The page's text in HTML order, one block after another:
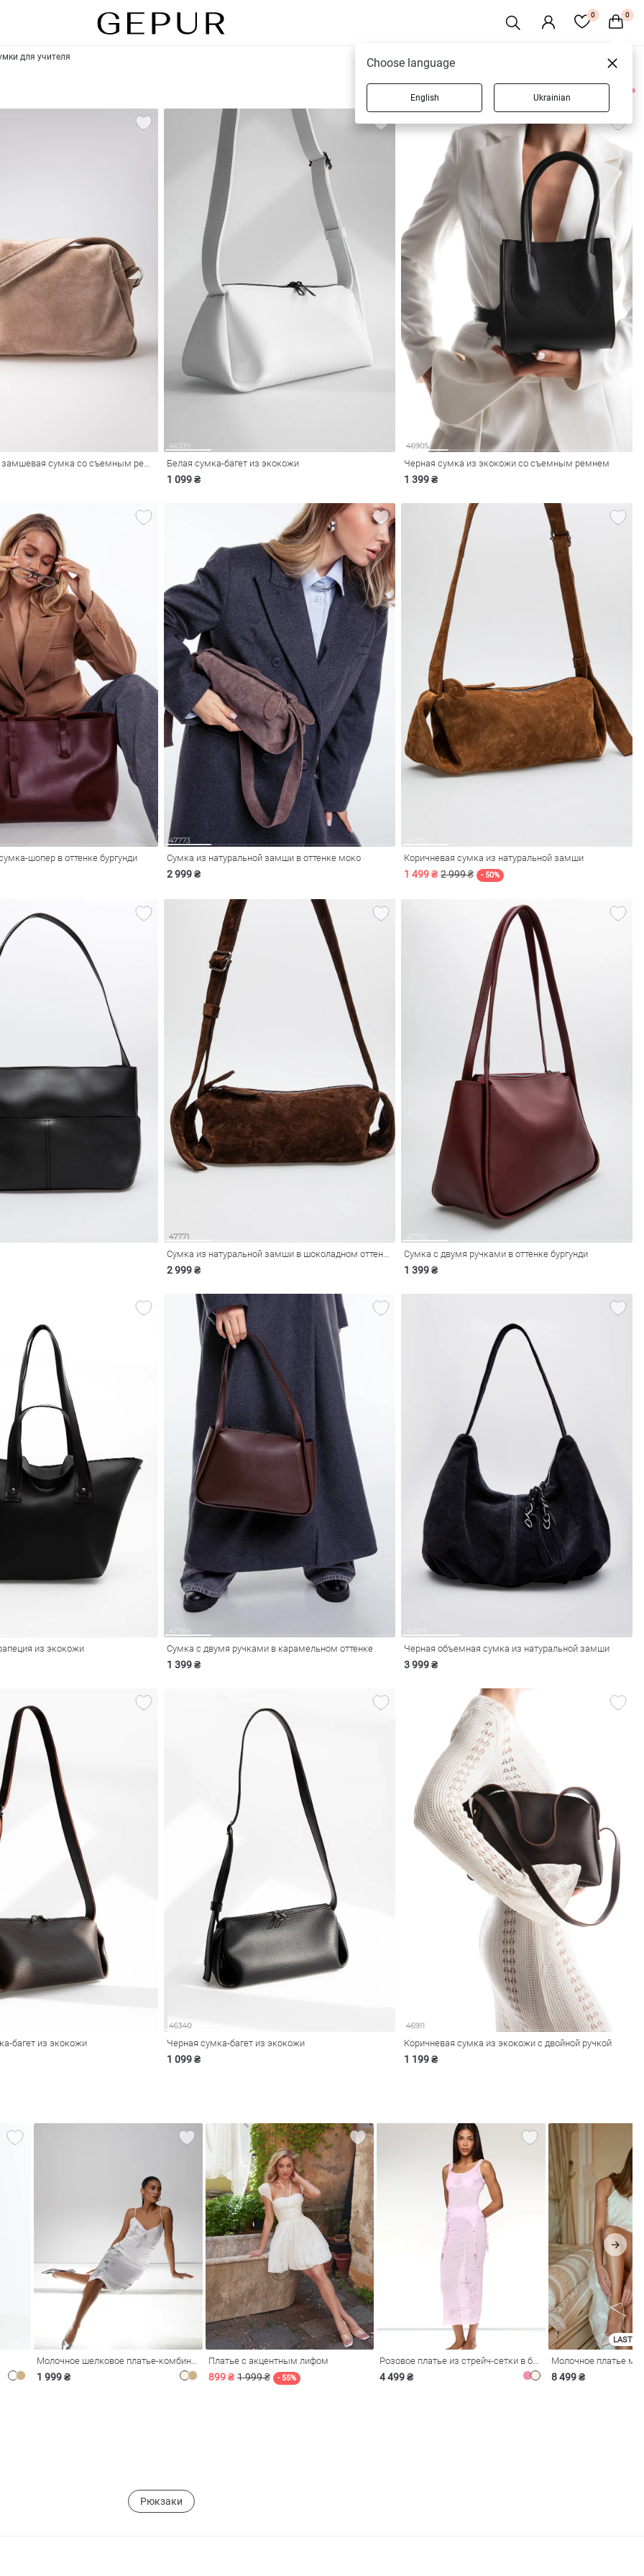
0 0
для учителя
19 товаров
Светло-бежевая замшевая сумка со съемным ремнем Белая сумка-багет из экокожи
1 099 ₴
Черная сумка из экокожи со съемным ремнем
1 399 ₴
шопер в оттенке бургунди Сумка из натуральной замши в оттенке моко
2 999 ₴
Коричневая сумка из натуральной замши
1 499 ₴ 2 999 ₴ - 50%
Сумка из натуральной замши в шоколадном оттенке
2 999 ₴
Сумка с двумя ручками в оттенке бургунди
1 399 ₴
из экокожи Сумка с двумя ручками в карамельном оттенке
1 399 ₴
Черная объемная сумка из натуральной замши
3 999 ₴
багет из экокожи Черная сумка-багет из экокожи
1 099 ₴
Коричневая сумка из экокожи с двойной ручкой
1 199 ₴
1 999 ₴
Платье с акцентным лифом
899 ₴ 1 999 ₴ - 55% 4 499 ₴
LAST
8 499 ₴
Рюкзаки
Choose language
English Ukrainian